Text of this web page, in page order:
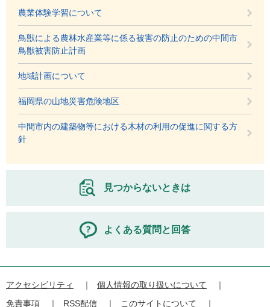
農業体験学習について
鳥獣による農林水産業等に係る被害の防止のための中間市
鳥獣被害防止計画
地域計画について
福岡県の山地災害危険地区
中間市内の建築物等における木材の利用の促進に関する方
針
見つからないときは
よくある質問と回答
アクセシビリティ
個人情報の取り扱いについて
免責事項
RSS配信
このサイトについて